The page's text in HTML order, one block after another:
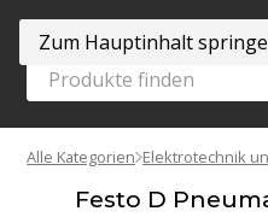
Zum Hauptinhalt
Alle Kategorien Elektrotechnik
Festo D